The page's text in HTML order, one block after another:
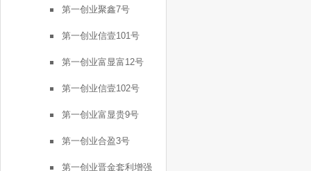
第一创业聚鑫7号
第一创业信壹101号
第一创业富显富12号
第一创业信壹102号
第一创业富显贵9号
第一创业合盈3号
第一创业晋金套利增强